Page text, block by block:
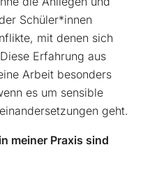
Schüler*innen
mit denen sich
Erfahrung aus
Arbeit besonders
es um sensible
geht.
meiner Praxis sind